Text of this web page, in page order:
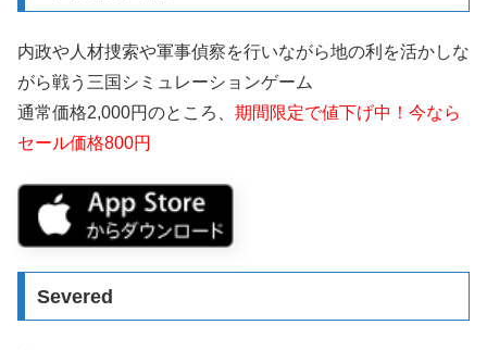
内政や人材捜索や軍事偵察を行いながら地の利を活かしな
がら戦う三国シミュレーションゲーム
通常価格2,000円のところ、 期間限定で値下げ中！今なら
セール価格800円
Severed